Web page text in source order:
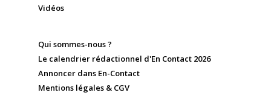
Vidéos
Qui sommes-nous ?
Le calendrier rédactionnel d'En Contact 2026
Annoncer dans En-Contact
Mentions légales & CGV